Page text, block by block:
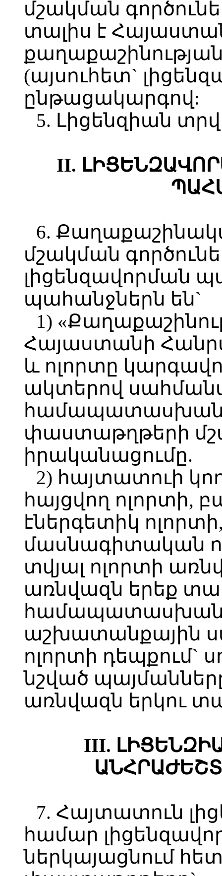
մշակման
տալիս է
(այսուհետ`
ընթացակարգով:
5. Լիցենզիան
II.
6.
մշակման
լիցենզավորման
պահանջներն են`
1)
Հայաստանի
և ոլորտը
ակտերով
համապատասխան
փաստաթղթերի
իրականացումը.
2) հայտատուի
հայցվող ոլորտի,
էներգետիկ
մասնագիտական
տվյալ ոլորտի
առնվազն երեք
աշխատանքային
ոլորտի դեպքում`
նշված
առնվազն երկու
III.
7. Հայտատուն
համար
ներկայացնում